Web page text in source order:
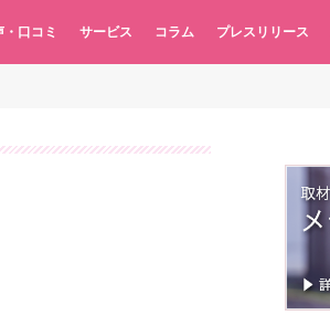
口コミ サービス コラム プレスリリース